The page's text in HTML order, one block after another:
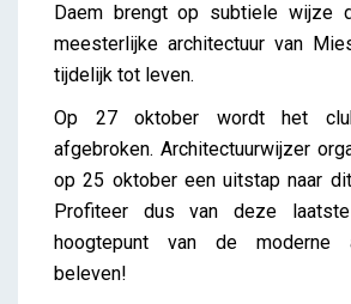
Daem brengt op subtiele wijze
meesterlijke architectuur van
tijdelijk tot leven.
Op 27 oktober wordt het
afgebroken. Architectuurwijzer
op 25 oktober een uitstap naar
Profiteer dus van deze
hoogtepunt van de moderne
beleven!